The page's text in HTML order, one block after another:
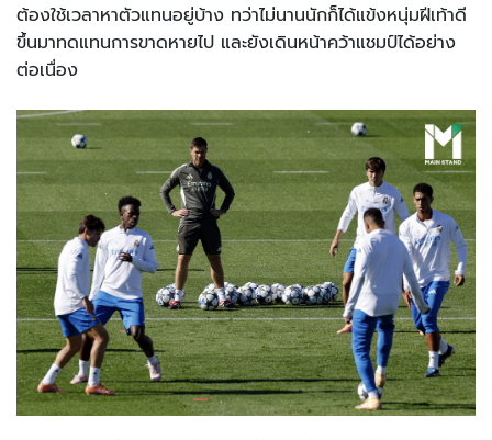
ต้องใช้เวลาหาตัวแทนอยู่บ้าง ทว่าไม่นานนักก็ได้แข้งหนุ่มฝีเท้าดี
ขึ้นมาทดแทนการขาดหายไป และยังเดินหน้าคว้าแชมป์ได้อย่าง
ต่อเนื่อง